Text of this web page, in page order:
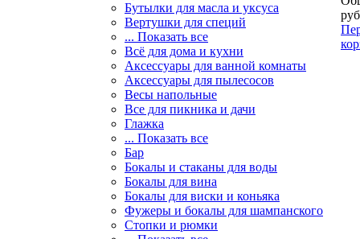
Бутылки для масла и уксуса
Вертушки для специй
... Показать все
Всё для дома и кухни
Аксессуары для ванной комнаты
Аксессуары для пылесосов
Весы напольные
Все для пикника и дачи
Глажка
... Показать все
Бар
Бокалы и стаканы для воды
Бокалы для вина
Бокалы для виски и коньяка
Фужеры и бокалы для шампанского
Стопки и рюмки